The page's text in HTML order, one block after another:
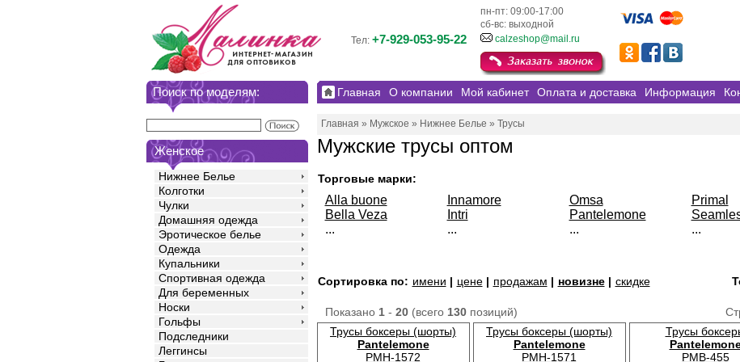
пн-пт: 09:00-17:00
сб-вс: выходной
Тел: +7-929-053-95-22 calzeshop@mail.ru
Поиск по моделям:
Женское
Нижнее Белье
Колготки
Чулки
Домашняя одежда
Эротическое белье
Одежда
Купальники
Спортивная одежда
Для беременных
Носки
Гольфы
Подследники
Леггинсы
Главная О компании Мой кабинет Оплата и доставка Информация
Главная » Мужское » Нижнее Белье » Трусы
Мужские трусы оптом
Торговые марки:
Alla buone
Bella Veza
...
Innamore
Intri
...
Omsa
Pantelemone
...
Primal
...
Сортировка по: имени | цене| продажам | новизне| скидке
Показано 1- 20(всего 130позиций)
Трусы боксеры (шорты)
Pantelemone
PMH-1572
Трусы боксеры (шорты)
Pantelemone
PMH-1571
Трусы
PMB-455